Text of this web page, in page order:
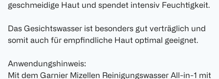
geschmeidige Haut und spendet intensiv Feuchtigkeit.
Das Gesichtswasser ist besonders gut verträglich und
somit auch für empfindliche Haut optimal geeignet.
Anwendungshinweis:
Mit dem Garnier Mizellen Reinigungswasser All-in-1 mit